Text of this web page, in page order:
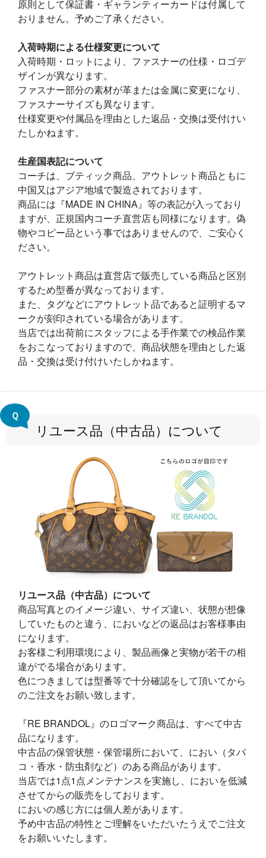
原則として保証書・ギャランティーカードは付属して
おりません。予めご了承ください。
入荷時期による仕様変更について
入荷時期・ロットにより、ファスナーの仕様・ロゴデ
ザインが異なります。
ファスナー部分の素材が革または金属に変更になり、
ファスナーサイズも異なります。
仕様変更や付属品を理由とした返品・交換は受付けい
たしかねます。
生産国表記について
コーチは、ブティック商品、アウトレット商品ともに
中国又はアジア地域で製造されております。
商品には『MADE IN CHINA』等の表記が入っており
ますが、正規国内コーチ直営店も同様になります。偽
物やコピー品という事ではありませんので、ご安心く
ださい。
アウトレット商品は直営店で販売している商品と区別
するため型番が異なっております。
また、タグなどにアウトレット品であると証明するマ
ークが刻印されている場合があります。
当店では出荷前にスタッフによる手作業での検品作業
をおこなっておりますので、商品状態を理由とした返
品・交換は受け付けいたしかねます。
Ｑ
リユース品（中古品）について
リユース品（中古品）について
商品写真とのイメージ違い、サイズ違い、状態が想像
していたものと違う、においなどの返品はお客様事由
になります。
お客様ご利用環境により、製品画像と実物が若干の相
違がでる場合があります。
色につきましては型番等で十分確認をして頂いてから
のご注文をお願い致します。
『RE BRANDOL』のロゴマーク商品は、すべて中古
品になります。
中古品の保管状態・保管場所において、におい（タバ
コ・香水・防虫剤など）のある商品があります。
当店では1点1点メンテナンスを実施し、においを低減
させてからの販売をしております。
においの感じ方には個人差があります。
予め中古品の特性とご理解をいただいたうえでご注文
をお願いいたします。